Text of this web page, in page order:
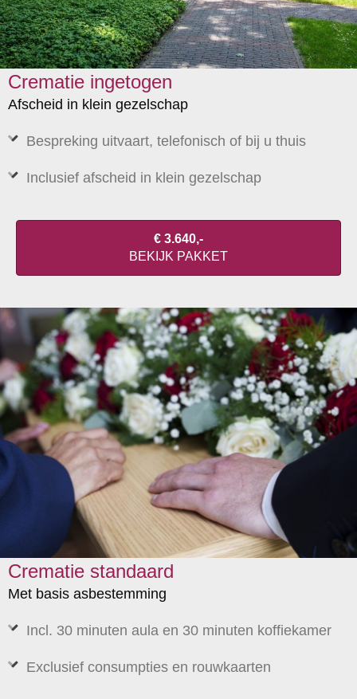
Crematie ingetogen
Afscheid in klein gezelschap
Bespreking uitvaart, telefonisch of bij u thuis
Inclusief afscheid in klein gezelschap
€ 3.640,-
BEKIJK PAKKET
Crematie standaard
Met basis asbestemming
Incl. 30 minuten aula en 30 minuten koffiekamer
Exclusief consumpties en rouwkaarten